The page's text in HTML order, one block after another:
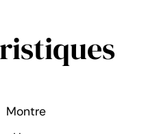
Montre